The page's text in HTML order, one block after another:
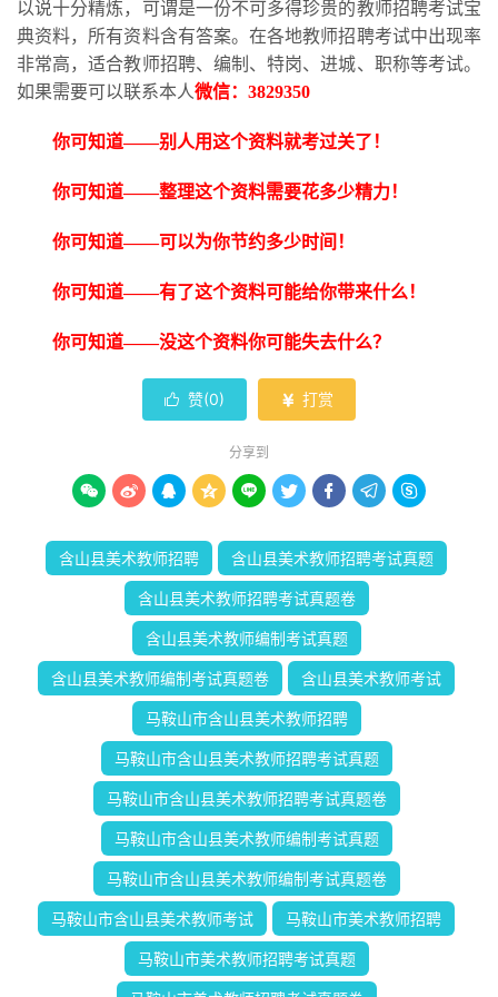
以说十分精炼，可谓是一份不可多得珍贵的教师招聘考试宝
典资料，所有资料含有答案。在各地教师招聘考试中出现率
非常高，适合教师招聘、编制、特岗、进城、职称等考试。
如果需要可以联系本人微信： 3829350
你可知道——别人用这个资料就考过关了！
你可知道——整理这个资料需要花多少精力！
你可知道——可以为你节约多少时间！
你可知道——有了这个资料可能给你带来什么！
你可知道——没这个资料你可能失去什么？
 赞(0)  打赏
分享到
        
含山县美术教师招聘 含山县美术教师招聘考试真题
含山县美术教师招聘考试真题卷
含山县美术教师编制考试真题
含山县美术教师编制考试真题卷 含山县美术教师考试
马鞍山市含山县美术教师招聘
马鞍山市含山县美术教师招聘考试真题
马鞍山市含山县美术教师招聘考试真题卷
马鞍山市含山县美术教师编制考试真题
马鞍山市含山县美术教师编制考试真题卷
马鞍山市含山县美术教师考试 马鞍山市美术教师招聘
马鞍山市美术教师招聘考试真题